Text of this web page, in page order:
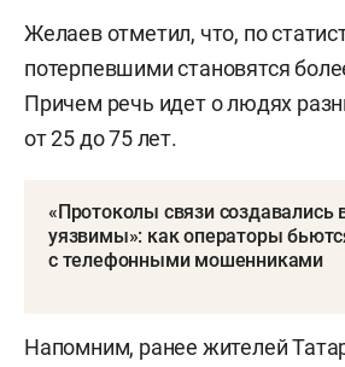
Желаев отметил, что, по
потерпевшими становятся
Причем речь идет о людях
от 25 до 75 лет.
«Протоколы связи создавались
уязвимы»: как операторы
с телефонными мошенниками
Напомним, ранее жителей